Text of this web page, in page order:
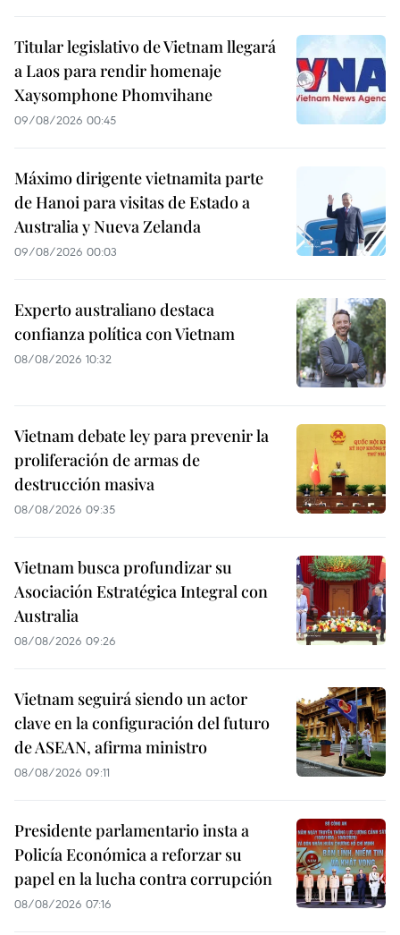
Titular legislativo de Vietnam llegará
a Laos para rendir homenaje
Xaysomphone Phomvihane
09/08/2026 00:45
Máximo dirigente vietnamita parte
de Hanoi para visitas de Estado a
Australia y Nueva Zelanda
09/08/2026 00:03
Experto australiano destaca
confianza política con Vietnam
08/08/2026 10:32
Vietnam debate ley para prevenir la
proliferación de armas de
destrucción masiva
08/08/2026 09:35
Vietnam busca profundizar su
Asociación Estratégica Integral con
Australia
08/08/2026 09:26
Vietnam seguirá siendo un actor
clave en la configuración del futuro
de ASEAN, afirma ministro
08/08/2026 09:11
Presidente parlamentario insta a
Policía Económica a reforzar su
papel en la lucha contra corrupción
08/08/2026 07:16